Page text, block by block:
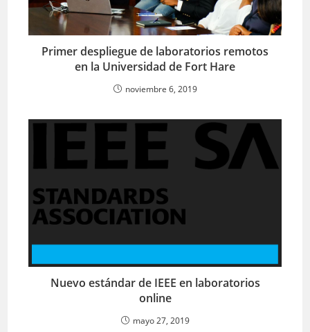
Primer despliegue de laboratorios remotos
en la Universidad de Fort Hare
noviembre 6, 2019
Nuevo estándar de IEEE en laboratorios
online
mayo 27, 2019